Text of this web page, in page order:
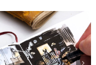
Sketchbook